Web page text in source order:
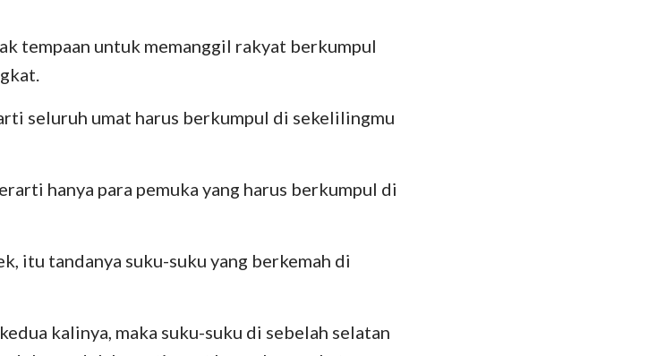
Kisah Roma
Galatia Efesus
I Tesalonika II Tesalonika
tempaan untuk memanggil rakyat berkumpul
seluruh umat harus berkumpul di sekelilingmu
hanya para pemuka yang harus berkumpul di
itu tandanya suku-suku yang berkemah di
kalinya, maka suku-suku di sebelah selatan